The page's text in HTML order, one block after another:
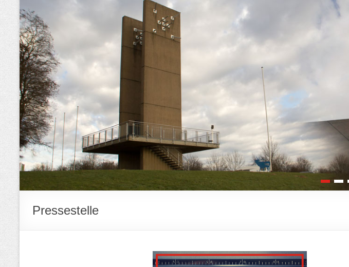
1 2
Pressestelle